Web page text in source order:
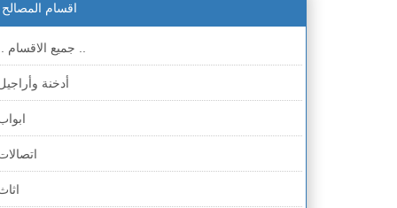
الضفة » رام الله والبيره
الضفة »
الضفة »
الضفة » بيت
قطاع
الخط الأخضر »
اقسام المصالح
.. جميع الاقسام ..
أدخنة